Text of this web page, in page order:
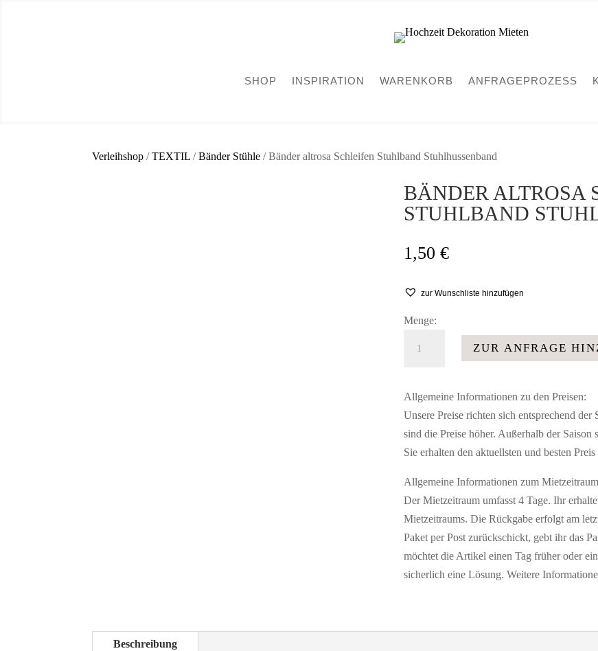
SHOP INSPIRATION WARENKORB ANFRAGEPROZESS
Verleihshop /TEXTIL /Bänder Stühle / Bänder altrosa Schleifen Stuhlband Stuhlhussenband
BÄNDER ALTROSA
STUHLBAND
1,50€
zur Wunschliste hinzufügen
Menge:
Stuhlband
Stuhlhussenband
Menge
ZUR ANFRAGE
Allgemeine Informationen zu den Preisen:
Unsere Preise richten sich entsprechend
sind die Preise höher. Außerhalb der
Sie erhalten den aktuellsten und besten
Allgemeine Informationen zum
Der Mietzeitraum umfasst 4 Tage. Ihr
Mietzeitraums. Die Rückgabe erfolgt am
Paket per Post zurückschickt, gebt ihr das
möchtet die Artikel einen Tag früher oder
sicherlich eine Lösung. Weitere
Beschreibung